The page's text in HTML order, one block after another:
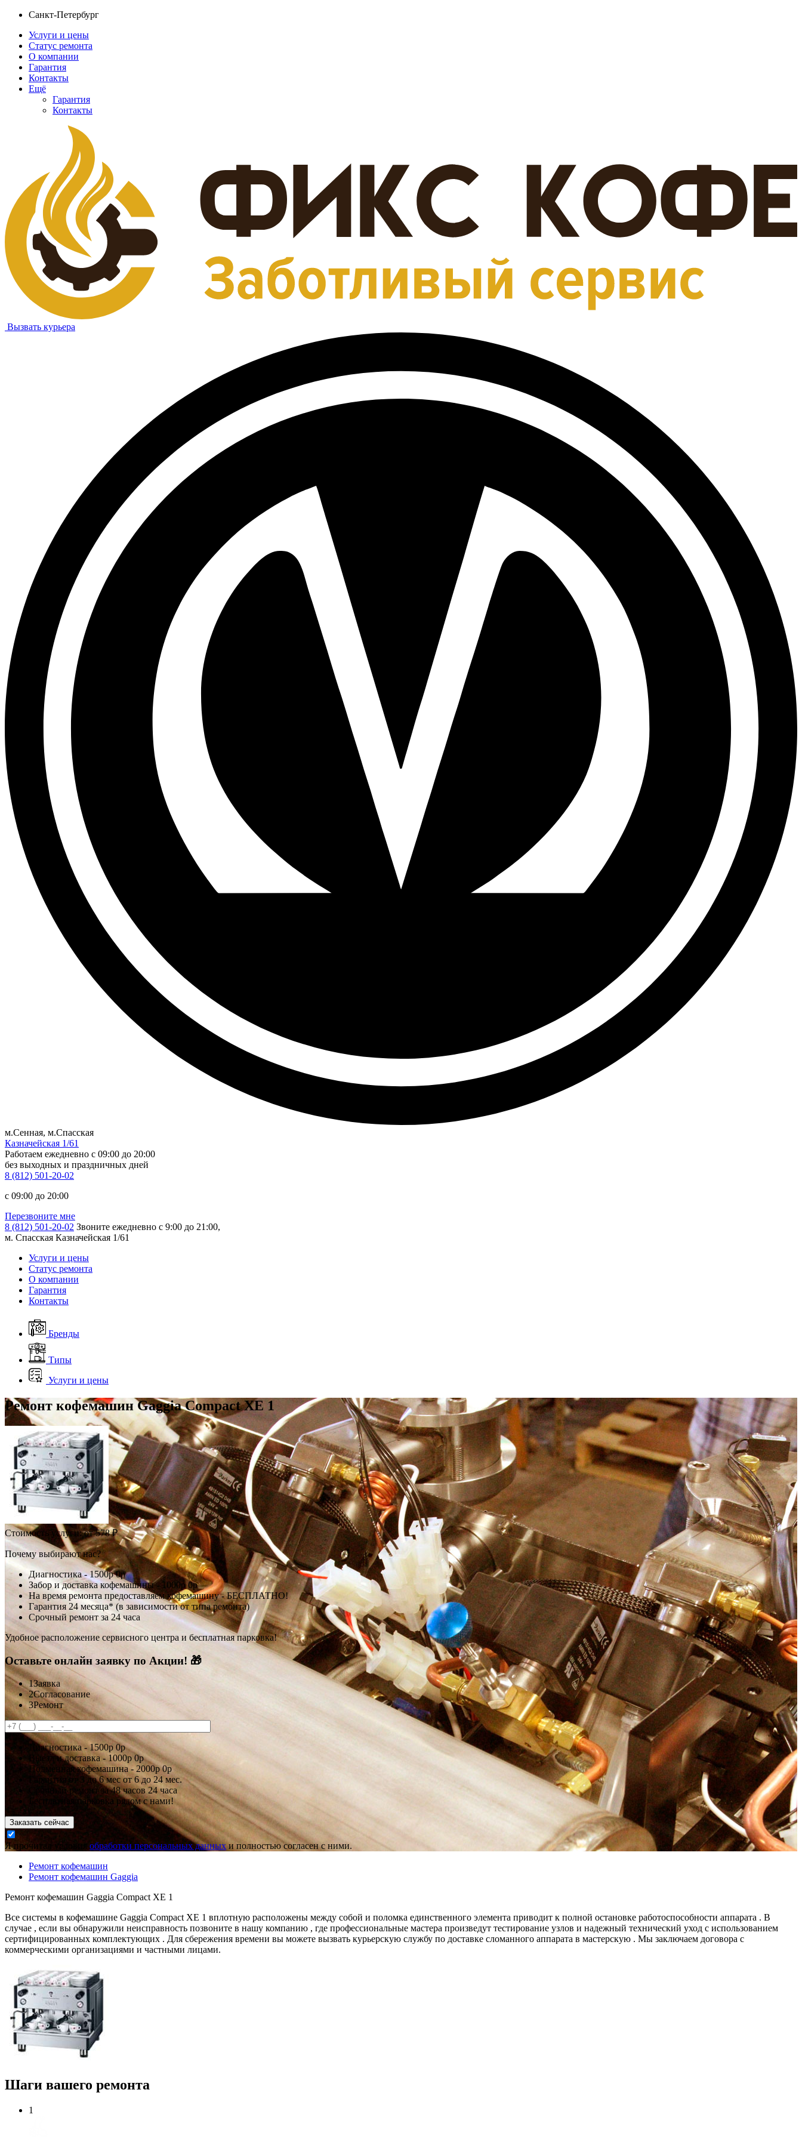
Санкт-Петербург
Услуги и цены
Статус ремонта
О компании
Гарантия
Контакты
Ещё
Гарантия
Контакты
Вызвать курьера
м.Сенная, м.Спасская
Казначейская 1/61
Работаем ежедневно c 09:00 до 20:00
без выходных и праздничных дней
8 (812) 501-20-02
c 09:00 до 20:00
Перезвоните мне
8 (812) 501-20-02 Звоните ежедневно с 9:00 до 21:00,
м. Спасская Казначейская 1/61
Услуги и цены
Статус ремонта
О компании
Гарантия
Контакты
Бренды
Типы
Услуги и цены
Ремонт кофемашин Gaggia Compact XE 1
Стоимость услуги:от 578 ₽
Почему выбирают нас?
Диагностика -1500р0р
Забор и доставка кофемашины - 1000р0р
На время ремонта предоставляем кофемашину - БЕСПЛАТНО!
Гарантия 24 месяца* (в зависимости от типа ремонта)
Срочный ремонт за 24 часа
Удобное расположение сервисного центра и бесплатная парковка!
Оставьте онлайн заявку по Акции! 🎁
1Заявка
2Согласование
3Ремонт
Диагностика -1500р 0р
Выезд и доставка -1000р 0р
Подменная кофемашина -2000р0р
Гарантия от 3 до 6 месот 6 до 24 мес.
Срочный ремонт за48 часов 24 часа
Бесплатная парковка рядом с нами!
Заказать сейчас
Я прочитал условия обработки персональных данныхи полностью согласен с ними.
Ремонт кофемашин
Ремонт кофемашин Gaggia
Ремонт кофемашин Gaggia Compact XE 1
Все системы в кофемашине Gaggia Compact XE 1 вплотную расположены между собой и поломка единственного элемента приводит к полной остановке работоспособности аппарата . В
случае , если вы обнаружили неисправность позвоните в нашу компанию , где профессиональные мастера произведут тестирование узлов и надежный технический уход с использованием
сертифицированных комплектующих . Для сбережения времени вы можете вызвать курьерскую службу по доставке сломанного аппарата в мастерскую . Мы заключаем договора с
коммерческими организациями и частными лицами.
Шаги вашего ремонта
1